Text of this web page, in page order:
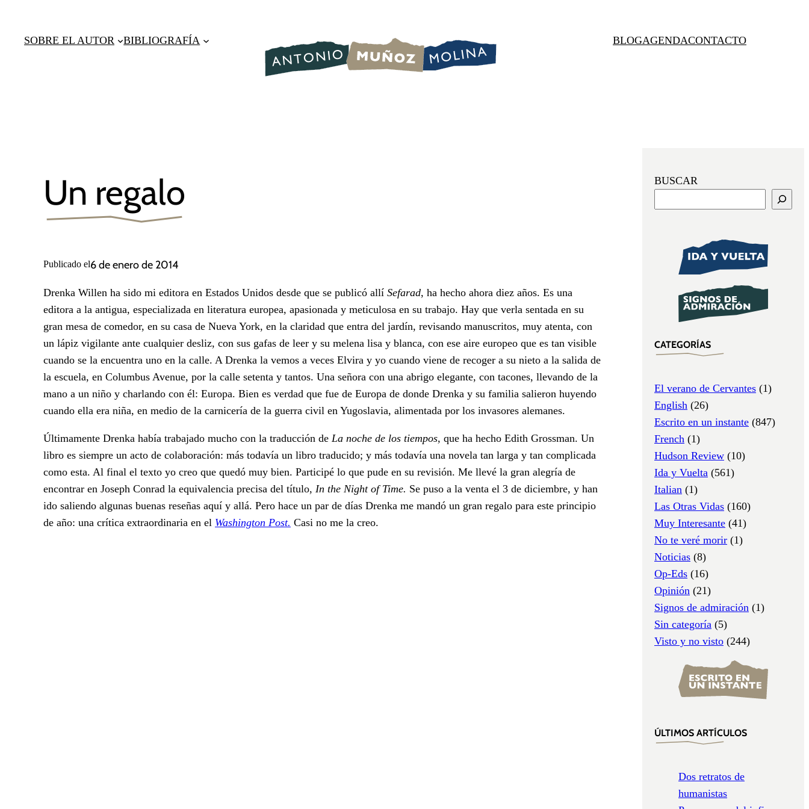
contenido
SOBRE EL AUTOR BIBLIOGRAFÍA BLOGAGENDACONTACTO
Un regalo
Publicado el6 de enero de 2014
Drenka Willen ha sido mi editora en Estados Unidos desde que se publicó allí Sefarad, ha hecho ahora diez años. Es una
editora a la antigua, especializada en literatura europea, apasionada y meticulosa en su trabajo. Hay que verla sentada en su
gran mesa de comedor, en su casa de Nueva York, en la claridad que entra del jardín, revisando manuscritos, muy atenta, con
un lápiz vigilante ante cualquier desliz, con sus gafas de leer y su melena lisa y blanca, con ese aire europeo que es tan visible
cuando se la encuentra uno en la calle. A Drenka la vemos a veces Elvira y yo cuando viene de recoger a su nieto a la salida de
la escuela, en Columbus Avenue, por la calle setenta y tantos. Una señora con una abrigo elegante, con tacones, llevando de la
mano a un niño y charlando con él: Europa. Bien es verdad que fue de Europa de donde Drenka y su familia salieron huyendo
cuando ella era niña, en medio de la carnicería de la guerra civil en Yugoslavia, alimentada por los invasores alemanes.
Últimamente Drenka había trabajado mucho con la traducción de La noche de los tiempos, que ha hecho Edith Grossman. Un
libro es siempre un acto de colaboración: más todavía un libro traducido; y más todavía una novela tan larga y tan complicada
como esta. Al final el texto yo creo que quedó muy bien. Participé lo que pude en su revisión. Me llevé la gran alegría de
encontrar en Joseph Conrad la equivalencia precisa del título, In the Night of Time. Se puso a la venta el 3 de diciembre, y han
ido saliendo algunas buenas reseñas aquí y allá. Pero hace un par de días Drenka me mandó un gran regalo para este principio
de año: una crítica extraordinaria en el Washington Post. Casi no me la creo.
BUSCAR
CATEGORÍAS
El verano de Cervantes (1)
English (26)
Escrito en un instante (847)
French (1)
Hudson Review (10)
Ida y Vuelta (561)
Italian (1)
Las Otras Vidas (160)
Muy Interesante (41)
No te veré morir (1)
Noticias (8)
Op-Eds (16)
Opinión (21)
Signos de admiración (1)
Sin categoría (5)
Visto y no visto (244)
ÚLTIMOS ARTÍCULOS
Dos retratos de
humanistas